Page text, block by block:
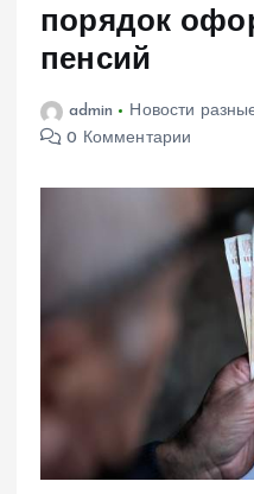
порядок
пенсий
admin Новости
0 Комментарии